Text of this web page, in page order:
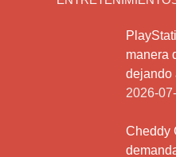
manera
dejando
2026-
Cheddy